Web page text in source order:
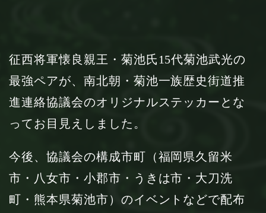
征西将軍懐良親王・菊池氏15代菊池武光の
最強ペアが、南北朝・菊池一族歴史街道推
進連絡協議会のオリジナルステッカーとな
ってお目見えしました。
今後、協議会の構成市町（福岡県久留米
市・八女市・小郡市・うきは市・大刀洗
町・熊本県菊池市）のイベントなどで配布